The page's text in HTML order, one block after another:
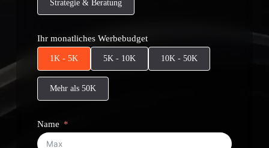
Strategie & Beratung
Ihr monatliches Werbebudget
1K - 5K 5K - 10K 10K - 50K
Mehr als 50K
Name